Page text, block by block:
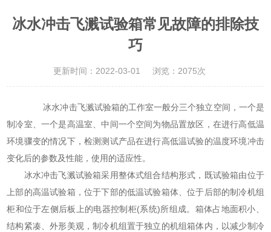
冰水冲击飞溅试验箱常见故障的排除技
巧
更新时间：2022-03-01 浏览：2075次
冰水冲击飞溅试验箱的工作室一般分三个独立空间，一个是
制冷室、一个是高温室、中间一个空间为物品置放区，在进行高低温
环境骤变的情况下，检测测试产品在进行高低温试验的温度环境冲击
变化后的参数及性能，使用的适应性。
冰水冲击飞溅试验箱采用整体式组合结构形式，既试验箱由位于
上部的高温试验箱，位于下部的低温试验箱体、位于后部的制冷机组
柜和位于左侧后板上的电器控制柜(系统)所组成。箱体占地面积小、
结构紧凑、外形美观，制冷机组置于独立的机组箱体内，以减少制冷